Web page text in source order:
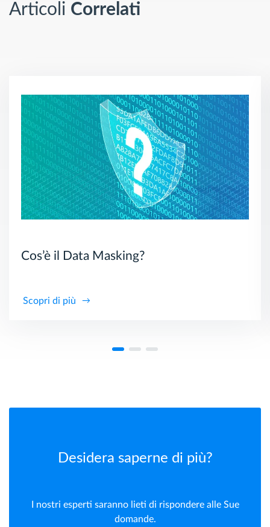
Articoli Correlati
Cos’è il Data Masking?
Scopri di più
Desidera saperne di più?
I nostri esperti saranno lieti di rispondere alle Sue
domande.